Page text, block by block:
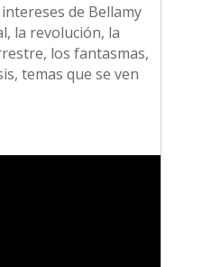
de Bellamy
la revolución, la
los fantasmas,
temas que se ven